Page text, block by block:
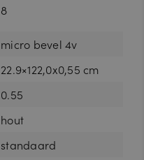
8
micro bevel 4v
22.9×122,0x0,55 cm
0.55
hout
standaard